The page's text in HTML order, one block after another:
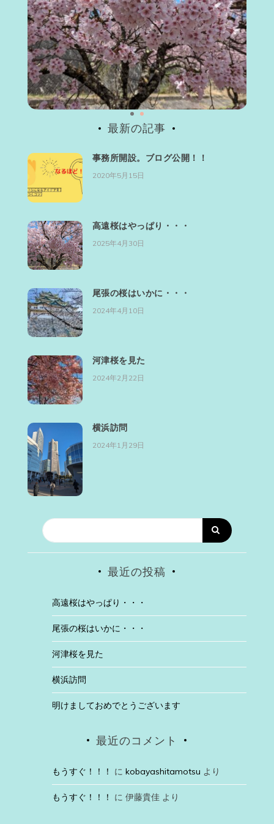
最新の記事
事務所開設。ブログ公開！！
2020年5月15日
高遠桜はやっぱり・・・
2025年4月30日
尾張の桜はいかに・・・
2024年4月10日
河津桜を見た
2024年2月22日
横浜訪問
2024年1月29日
最近の投稿
高遠桜はやっぱり・・・
尾張の桜はいかに・・・
河津桜を見た
横浜訪問
明けましておめでとうございます
最近のコメント
もうすぐ！！！ に kobayashitamotsu より
もうすぐ！！！ に 伊藤貴佳より